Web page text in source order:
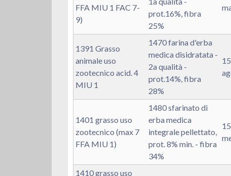
FFA MIU 1 FAC 7-
9)
prot.16%, fibra
25%
1391 Grasso
animale uso
zootecnico acid. 4
MIU 1
1470 farina d'erba
medica disidratata -
2a qualità -
prot.14%, fibra
28%
1401 grasso uso
zootecnico (max 7
FFA MIU 1)
1480 sfarinato di
erba medica
integrale pellettato,
prot. 8% min. - fibra
34%
1410 grasso uso